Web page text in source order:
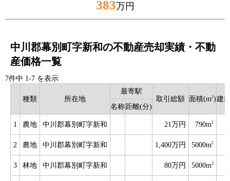
383万円
中川郡幕別町字新和の不動産売却実績・不動
産価格一覧
7件中 1-7 を表示
種類 所在地
最寄駅
取引総額 面積(m2)建
名称距離(分)
1 農地 中川郡幕別町字新和 21万円 790m2
2 農地 中川郡幕別町字新和 1,400万円 5000m2
3 林地 中川郡幕別町字新和 80万円 5000m2